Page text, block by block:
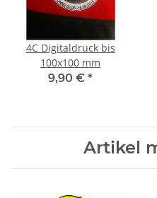
4C Digitaldruck bis
100x100 mm
9,90 € *
Artikel